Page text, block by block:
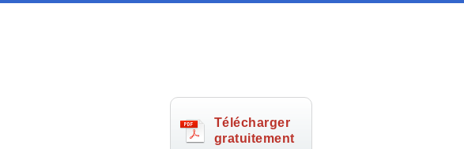
Télécharger
gratuitement